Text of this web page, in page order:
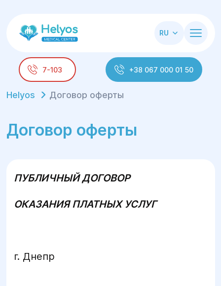
RU
7-103 +38 067 000 01 50
Helyos Договор оферты
Договор оферты
ПУБЛИЧНЫЙ ДОГОВОР
ОКАЗАНИЯ ПЛАТНЫХ УСЛУГ
г. Днепр